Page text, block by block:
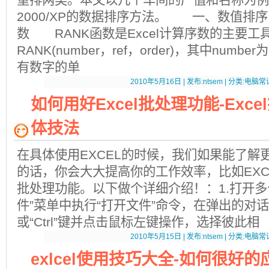
2000/XP的数据排序方法。 一、数值
数 RANK函数是Excel计算序数的主要工
RANK(number，ref，order)，其中number
有数字的单
2010年5月16日 | 发布:ntsem | 分类:电脑常
如何用好Excel批处理功能-
体技法
在具体使用EXCEL的时候，我们如果能了解
的话，你会大大提高你的工作效率，比如
批处理功能。以下做个详细介绍！：1.打
件”菜单中执行“打开文件”命令，在弹出的对
或“Ctrl”键并点击鼠标左键操作，选择彼此相
2010年5月15日 | 发布:ntsem | 分类:电脑常
exlcel使用技巧大全-如何很好的